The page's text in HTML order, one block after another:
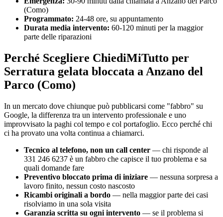
(Como)
Programmato: 24-48 ore, su appuntamento
Durata media intervento: 60-120 minuti per la maggior
parte delle riparazioni
Perché Scegliere ChiediMiTutto per
Serratura gelata bloccata a Anzano del
Parco (Como)
In un mercato dove chiunque può pubblicarsi come "fabbro" su
Google, la differenza tra un intervento professionale e uno
improvvisato la paghi col tempo e col portafoglio. Ecco perché chi
ci ha provato una volta continua a chiamarci.
Tecnico al telefono, non un call center — chi risponde al
331 246 6237 è un fabbro che capisce il tuo problema e sa
quali domande fare
Preventivo bloccato prima di iniziare — nessuna sorpresa a
lavoro finito, nessun costo nascosto
Ricambi originali a bordo — nella maggior parte dei casi
risolviamo in una sola visita
Garanzia scritta su ogni intervento — se il problema si